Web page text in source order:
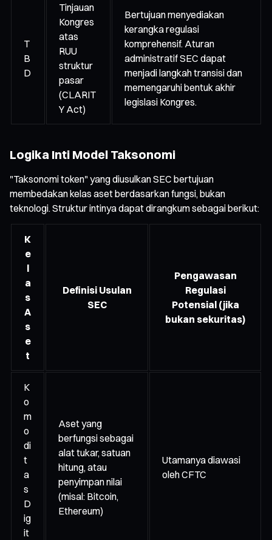
T
B
D
Tinjauan
Kongres
atas
RUU
struktur
pasar
(CLARIT
Y Act)
Bertujuan menyediakan
kerangka regulasi
komprehensif. Aturan
administratif SEC dapat
menjadi langkah transisi dan
memengaruhi bentuk akhir
legislasi Kongres.
Logika Inti Model Taksonomi
"Taksonomi token" yang diusulkan SEC bertujuan
membedakan kelas aset berdasarkan fungsi, bukan
teknologi. Struktur intinya dapat dirangkum sebagai berikut:
K
e
l
a
s
A
s
e
t
Definisi Usulan
SEC
Pengawasan
Regulasi
Potensial (jika
bukan sekuritas)
K
o
m
o
di
t
a
s
D
ig
it
Aset yang
berfungsi sebagai
alat tukar, satuan
hitung, atau
penyimpan nilai
(misal: Bitcoin,
Ethereum)
Utamanya diawasi
oleh CFTC